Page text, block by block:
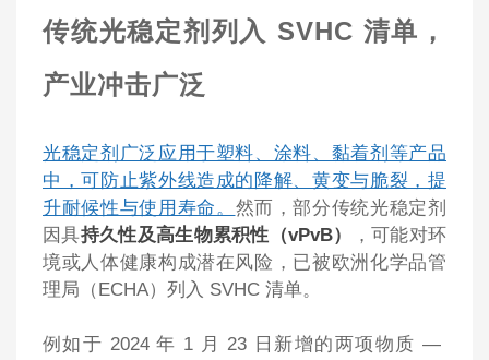
传统光稳定剂列入 SVHC 清单，
产业冲击广泛
光稳定剂广泛应用于塑料、涂料、黏着剂等产品
中，可防止紫外线造成的降解、黄变与脆裂，提
升耐候性与使用寿命。 然而，部分传统光稳定剂
因具持久性及高生物累积性（vPvB）
，可能对环
境或人体健康构成潜在风险，已被欧洲化学品管
理局（ECHA）列入 SVHC 清单。
例如于 2024 年 1 月 23 日新增的两项物质 —